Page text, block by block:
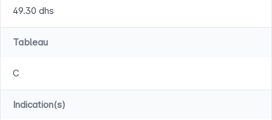
49.30 dhs
Tableau
C
Indication(s)